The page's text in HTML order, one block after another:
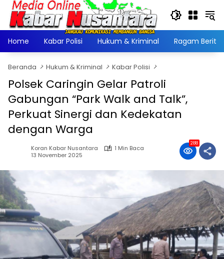
Langsung
konten
Home
Kabar Polisi Hukum & Kriminal Ragam Berita
Beranda Hukum & Kriminal Kabar Polisi
Polsek Caringin Gelar Patroli
Gabungan “Park Walk and Talk”,
Perkuat Sinergi dan Kedekatan
dengan Warga
Koran Kabar Nusantara
1 Min Baca
13 November 2025
288